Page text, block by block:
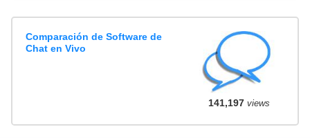
Comparación de Software de
Chat en Vivo
141,197views